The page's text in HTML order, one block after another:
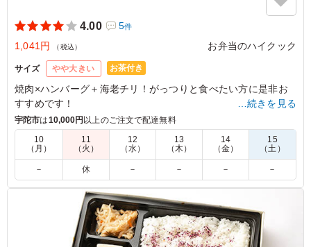
4.00 5件
1,041円 （税込） お弁当のハイクック
サイズ やや大きい お茶付き
焼肉×ハンバーグ＋海老チリ！がっつりと食べたい方に是非お
すすめです！
ご飯がもっと欲しい！と思ってしまう程、おかずのボリューム
すごいです。
法事中は暖房のついていない部屋で保管しており冷えてい
たためか、もとの米質によるものか、ご飯はパラパラとし
ていました。味付けはしっかりとしており彩りもあり値段
相応には満足しています。
…続きを見る
宇陀市は10,000円以上のご注文で配達無料
10
（月）
11
（火）
12
（水）
13
（木）
14
（金）
15
（土）
－ 休 － － － －